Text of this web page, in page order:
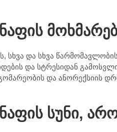
სხვა და სხვა
და სტრესიდან
და ანორექსიის
სუნი,